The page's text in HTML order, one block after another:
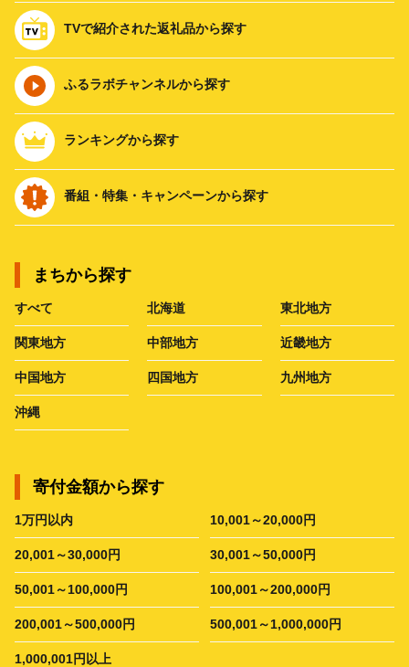
TVで紹介された返礼品から探す
ふるラボチャンネルから探す
ランキングから探す
番組・特集・キャンペーンから探す
まちから探す
すべて 北海道 東北地方
関東地方 中部地方 近畿地方
中国地方 四国地方 九州地方
沖縄
寄付金額から探す
1万円以内 10,001～20,000円
20,001～30,000円 30,001～50,000円
50,001～100,000円 100,001～200,000円
200,001～500,000円 500,001～1,000,000円
1,000,001円以上